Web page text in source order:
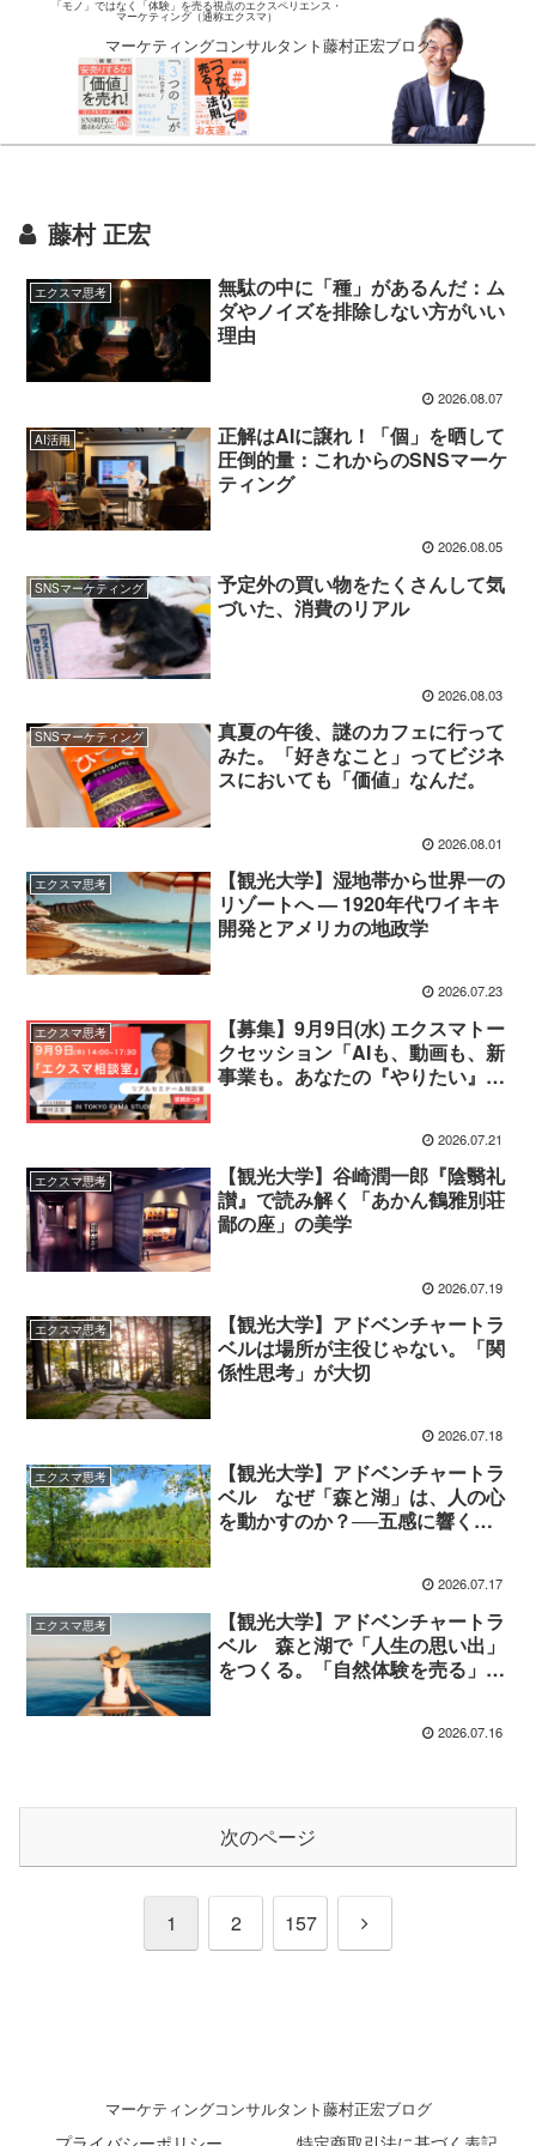
「モノ」ではなく「体験」を売る視点のエクスペリエンス・
マーケティング（通称エクスマ）
マーケティングコンサルタント藤村正宏ブログ
藤村 正宏
エクスマ思考
無駄の中に「種」があるんだ：ム
ダやノイズを排除しない方がいい
理由
2026.08.07
AI活用
正解はAIに譲れ！「個」を晒して
圧倒的量：これからのSNSマーケ
ティング
2026.08.05
SNSマーケティング
予定外の買い物をたくさんして気
づいた、消費のリアル
2026.08.03
SNSマーケティング
真夏の午後、謎のカフェに行って
みた。「好きなこと」ってビジネ
スにおいても「価値」なんだ。
2026.08.01
エクスマ思考
【観光大学】湿地帯から世界一の
リゾートへ — 1920年代ワイキキ
開発とアメリカの地政学
2026.07.23
エクスマ思考
【募集】9月9日(水) エクスマトー
クセッション「AIも、動画も、新
事業も。あなたの『やりたい』を
2026.07.21
エクスマ思考
【観光大学】谷崎潤一郎『陰翳礼
讃』で読み解く「あかん鶴雅別荘
鄙の座」の美学
2026.07.19
エクスマ思考
【観光大学】アドベンチャートラ
ベルは場所が主役じゃない。「関
係性思考」が大切
2026.07.18
エクスマ思考
【観光大学】アドベンチャートラ
ベル なぜ「森と湖」は、人の心
を動かすのか？──五感に響く体
2026.07.17
エクスマ思考
【観光大学】アドベンチャートラ
ベル 森と湖で「人生の思い出」
をつくる。「自然体験を売る」時
2026.07.16
次のページ
1 2 157
マーケティングコンサルタント藤村正宏ブログ